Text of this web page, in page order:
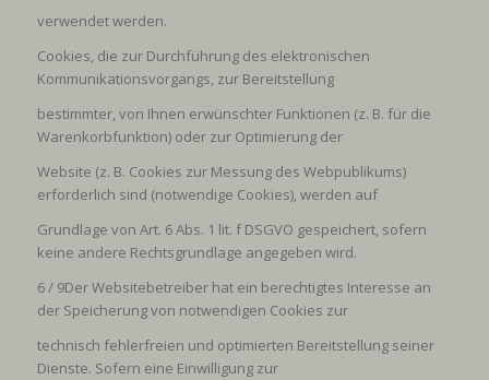
verwendet werden.
Cookies, die zur Durchführung des elektronischen
Kommunikationsvorgangs, zur Bereitstellung
bestimmter, von Ihnen erwünschter Funktionen (z. B. für die
Warenkorbfunktion) oder zur Optimierung der
Website (z. B. Cookies zur Messung des Webpublikums)
erforderlich sind (notwendige Cookies), werden auf
Grundlage von Art. 6 Abs. 1 lit. f DSGVO gespeichert, sofern
keine andere Rechtsgrundlage angegeben wird.
6 / 9Der Websitebetreiber hat ein berechtigtes Interesse an
der Speicherung von notwendigen Cookies zur
technisch fehlerfreien und optimierten Bereitstellung seiner
Dienste. Sofern eine Einwilligung zur